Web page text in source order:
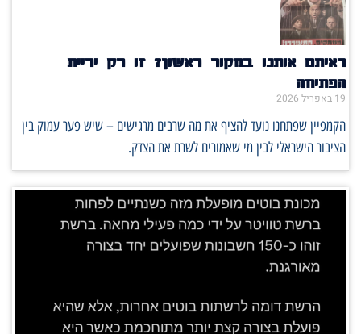
ראיתם אותנו במקור ראשון? זו רק יריית
הפתיחה
19 באפריל 2026
הקמפיין שפתחנו נועד להציף את מה שרבים מרגישים – שיש פער עמוק בין
הציבור הישראלי לבין מי שאמורים לשרת את הצדק.